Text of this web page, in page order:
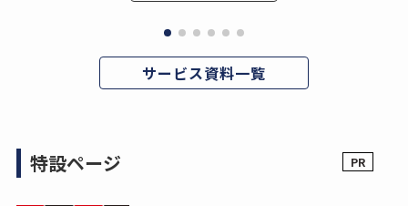
サービス資料一覧
特設ページ